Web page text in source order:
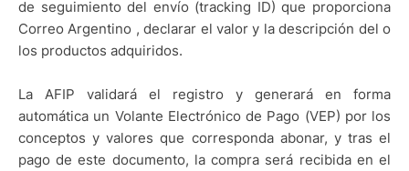
de seguimiento del envío (tracking ID) que proporciona
Correo Argentino , declarar el valor y la descripción del o
los productos adquiridos.
La AFIP validará el registro y generará en forma
automática un Volante Electrónico de Pago (VEP) por los
conceptos y valores que corresponda abonar, y tras el
pago de este documento, la compra será recibida en el